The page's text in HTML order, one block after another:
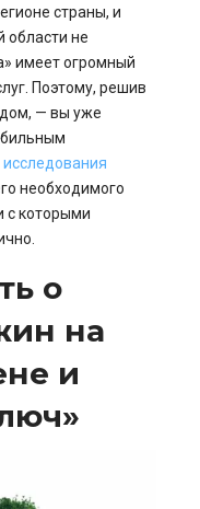
страны, и
области не
имеет огромный
Поэтому, решив
дом, — вы уже
необходимого
с которыми
о
на
и